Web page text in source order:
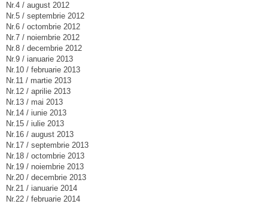
Nr.4 / august 2012
Nr.5 / septembrie 2012
Nr.6 / octombrie 2012
Nr.7 / noiembrie 2012
Nr.8 / decembrie 2012
Nr.9 / ianuarie 2013
Nr.10 / februarie 2013
Nr.11 / martie 2013
Nr.12 / aprilie 2013
Nr.13 / mai 2013
Nr.14 / iunie 2013
Nr.15 / iulie 2013
Nr.16 / august 2013
Nr.17 / septembrie 2013
Nr.18 / octombrie 2013
Nr.19 / noiembrie 2013
Nr.20 / decembrie 2013
Nr.21 / ianuarie 2014
Nr.22 / februarie 2014